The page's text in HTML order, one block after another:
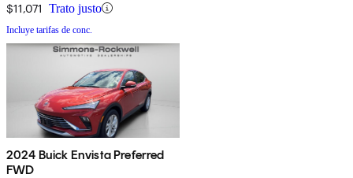
$11,071 Trato justo
Incluye tarifas de conc.
2024 Buick Envista Preferred
FWD